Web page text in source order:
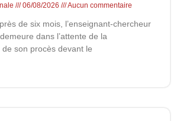
06/08/2026 Aucun commentaire
de six mois, l’enseignant-chercheur
dans l’attente de la
son procès devant le